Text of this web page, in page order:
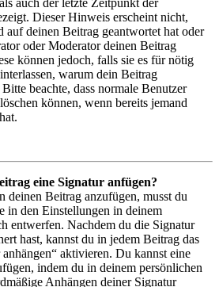
auch der letzte Zeitpunkt der
Dieser Hinweis erscheint nicht,
auf deinen Beitrag geantwortet hat oder
oder Moderator deinen Beitrag
können jedoch, falls sie es für nötig
warum dein Beitrag
beachte, dass normale Benutzer
können, wenn bereits jemand
eine Signatur anfügen?
deinen Beitrag anzufügen, musst du
in den Einstellungen in deinem
entwerfen. Nachdem du die Signatur
hast, kannst du in jedem Beitrag das
aktivieren. Du kannst eine
indem du in deinem persönlichen
Anhängen deiner Signatur